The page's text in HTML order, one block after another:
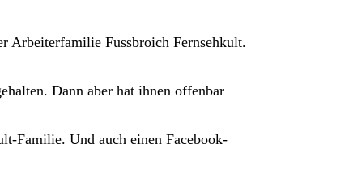
Arbeiterfamilie Fussbroich Fernsehkult.
Dann aber hat ihnen offenbar
Familie. Und auch einen Facebook-